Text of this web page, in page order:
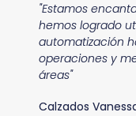
"Estamos
hemos logrado
automatización
operaciones y
áreas"
Calzados